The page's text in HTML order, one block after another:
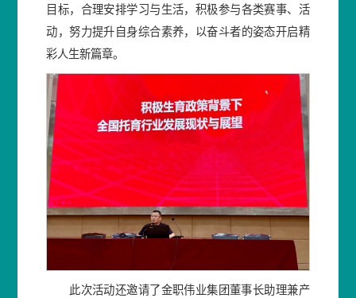
目标，合理安排学习与生活，积极参与各类赛事、活
动，努力提升自身综合素养，以奋斗者的姿态开启精
彩人生新篇章。
此次活动还邀请了金职伟业集团董事长助理兼产